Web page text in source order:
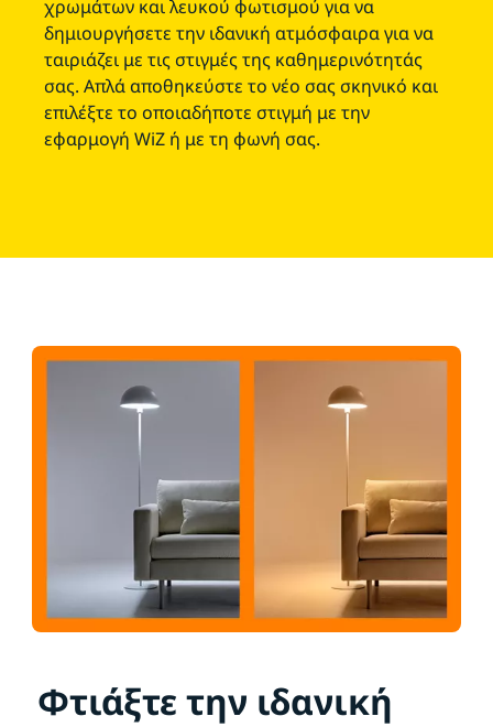
χρωμάτων και λευκού φωτισμού για να
δημιουργήσετε την ιδανική ατμόσφαιρα για να
ταιριάζει με τις στιγμές της καθημερινότητάς
σας. Απλά αποθηκεύστε το νέο σας σκηνικό και
επιλέξτε το οποιαδήποτε στιγμή με την
εφαρμογή WiZ ή με τη φωνή σας.
Φτιάξτε την ιδανική